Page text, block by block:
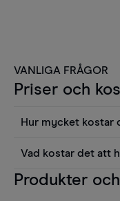
VANLIGA FRÅGOR
Priser och
Hur mycket kostar
använda sådana
Vad kostar det att
Det är en rad
Produkter